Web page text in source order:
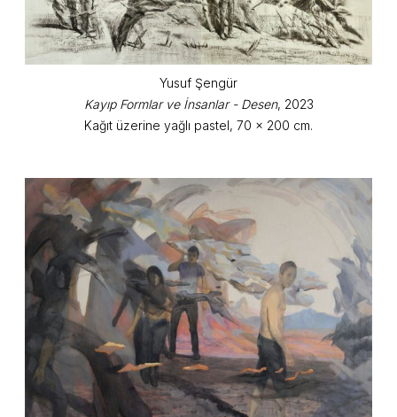
Yusuf Şengür
Kayıp Formlar ve İnsanlar - Desen, 2023
Kağıt üzerine yağlı pastel, 70 x 200 cm.